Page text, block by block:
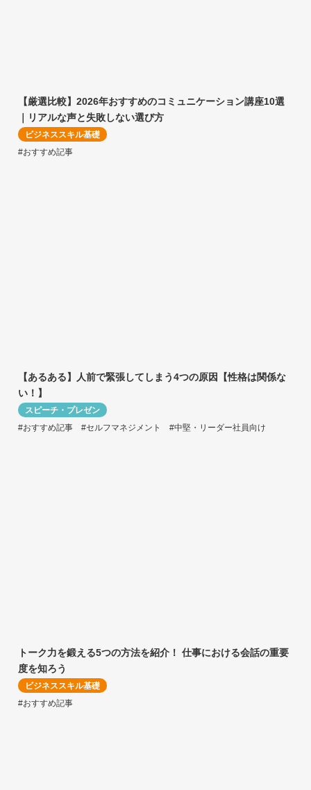
【厳選比較】2026年おすすめのコミュニケーション講座10選
｜リアルな声と失敗しない選び方
ビジネススキル基礎
#おすすめ記事
【あるある】人前で緊張してしまう4つの原因【性格は関係な
い！】
スピーチ・プレゼン
#おすすめ記事
#セルフマネジメント #中堅・リーダー社員向け
トーク力を鍛える5つの方法を紹介！ 仕事における会話の重要
度を知ろう
ビジネススキル基礎
#おすすめ記事